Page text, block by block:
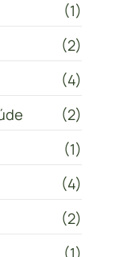
(1)
(2)
(4)
(2)
(1)
(4)
(2)